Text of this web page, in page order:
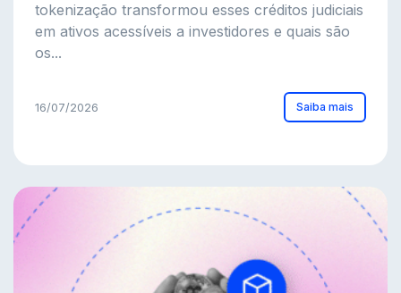
tokenização transformou esses créditos judiciais
em ativos acessíveis a investidores e quais são
os...
16/07/2026 Saiba mais